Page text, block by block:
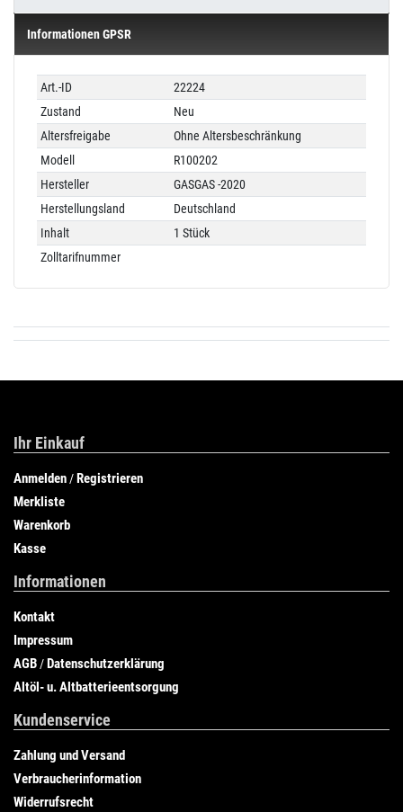
Informationen GPSR
Technisches
Merkmal
Wert
Art.-ID
22224
Zustand
Neu
Altersfreigabe
Ohne Altersbeschränkung
Modell
R100202
Hersteller
GASGAS -2020
Herstellungsland
Deutschland
Inhalt
1 Stück
Zolltarifnummer
Ihr Einkauf
Anmelden /Registrieren
Merkliste
Warenkorb
Kasse
Informationen
Kontakt
Impressum
AGB /Datenschutzerklärung
Altöl- u. Altbatterieentsorgung
Kundenservice
Zahlung und Versand
Verbraucherinformation
Widerrufsrecht